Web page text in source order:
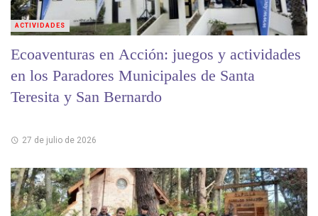
Ecoaventuras en Acción: juegos y actividades
en los Paradores Municipales de Santa
Teresita y San Bernardo
27 de julio de 2026
ACTIVIDADES